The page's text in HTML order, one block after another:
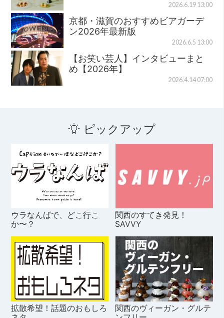
2026.6.19 13:00
京都・滋賀のおすすめビアガーデ
ン2026年最新版
2026.6.5 13:00
【お笑い芸人】インタビューまと
め【2026年】
2026.4.14 07:00
ピックアップ
ウラなんばで、どこ行こ
か〜？
関西のすてき発見！
SAVVY
拡散希望！話題のおもしろ
関西のヴィーガン・グルテ